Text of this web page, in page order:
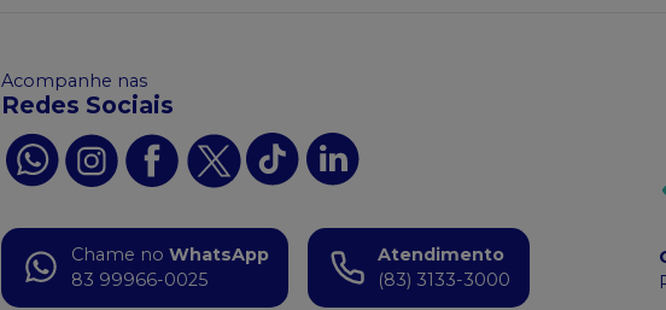
Acompanhe nas
Redes Sociais
Chame no WhatsApp
83 99966-0025
Atendimento
(83) 3133-3000